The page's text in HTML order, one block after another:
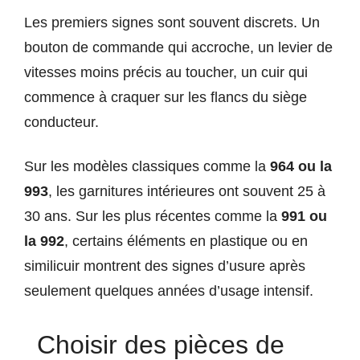
Les premiers signes sont souvent discrets. Un
bouton de commande qui accroche, un levier de
vitesses moins précis au toucher, un cuir qui
commence à craquer sur les flancs du siège
conducteur.
Sur les modèles classiques comme la 964 ou la
993, les garnitures intérieures ont souvent 25 à
30 ans. Sur les plus récentes comme la 991 ou
la 992, certains éléments en plastique ou en
similicuir montrent des signes d’usure après
seulement quelques années d’usage intensif.
Choisir des pièces de